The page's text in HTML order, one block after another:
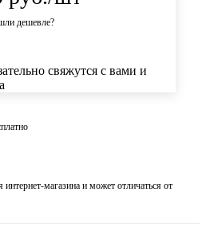
дешевле?
свяжутся с вами и
интернет-магазина и может отличаться от